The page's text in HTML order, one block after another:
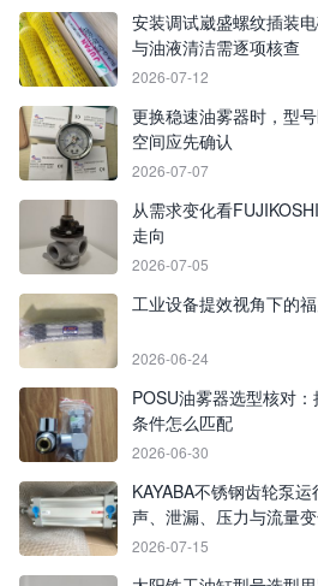
安装调试崴盛螺纹插装
与油液清洁需逐项核查
2026-07-12
更换稳速油雾器时，型
空间应先确认
2026-07-07
从需求变化看
走向
2026-07-05
工业设备提效视角下的
2026-06-24
POSU油雾器选型核对
条件怎么匹配
2026-06-30
KAYABA不锈钢齿轮泵
声、泄漏、压力与流量
2026-07-15